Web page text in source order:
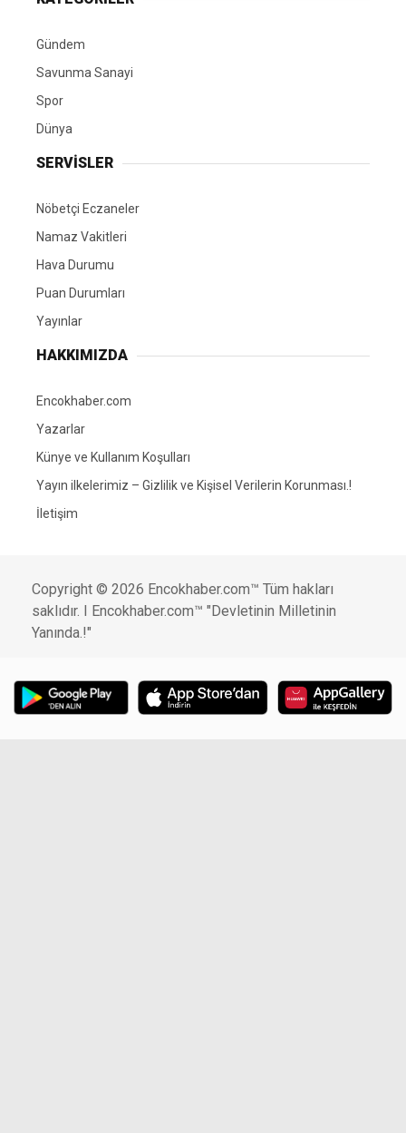
Gündem
Savunma Sanayi
Spor
Dünya
SERVİSLER
Nöbetçi Eczaneler
Namaz Vakitleri
Hava Durumu
Puan Durumları
Yayınlar
HAKKIMIZDA
Encokhaber.com
Yazarlar
Künye ve Kullanım Koşulları
Yayın ilkelerimiz – Gizlilik ve Kişisel Verilerin Korunması.!
İletişim
Copyright © 2026 Encokhaber.com™ Tüm hakları
saklıdır. I Encokhaber.com™ "Devletinin Milletinin
Yanında.!"